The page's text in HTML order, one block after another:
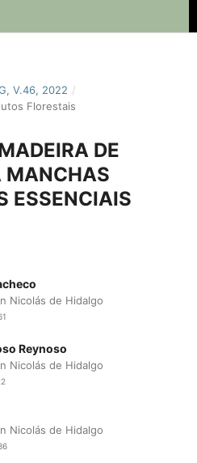
V.46, 2022 /
Florestais
DE
MANCHAS
ESSENCIAIS
Nicolás de Hidalgo
Reynoso
Nicolás de Hidalgo
Nicolás de Hidalgo